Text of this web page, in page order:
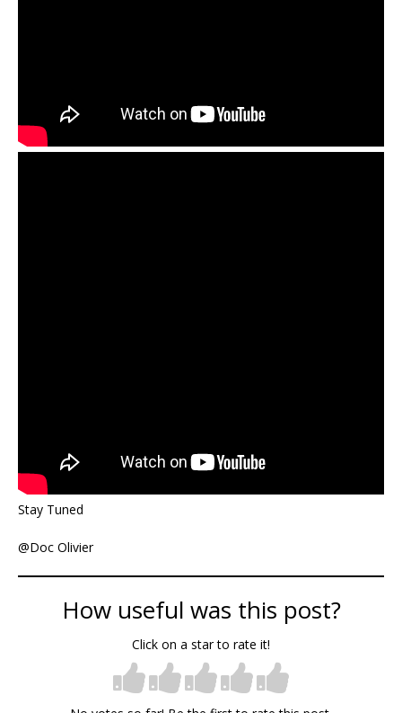
Stay Tuned
@Doc Olivier
How useful was this post?
Click on a star to rate it!